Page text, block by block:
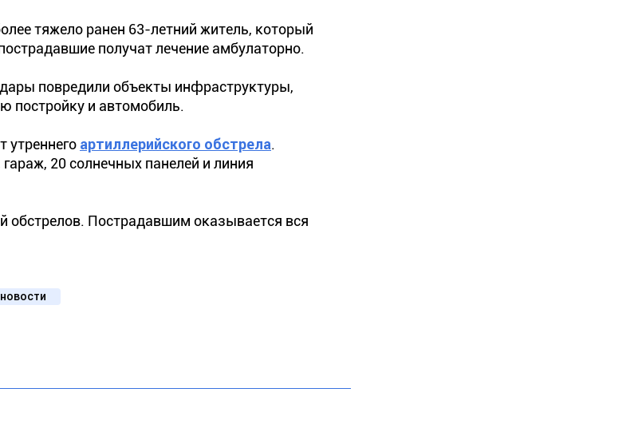
тяжело ранен 63-летний житель, который
получат лечение амбулаторно.
повредили объекты инфраструктуры,
постройку и автомобиль.
утреннего артиллерийского обстрела.
20 солнечных панелей и линия
Пострадавшим оказывается вся